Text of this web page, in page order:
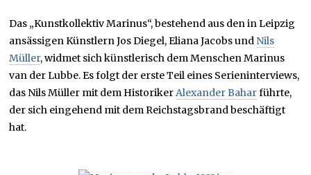
Das „Kunstkollektiv Marinus“, bestehend aus den in Leipzig
ansässigen Künstlern Jos Diegel, Eliana Jacobs und Nils
Müller, widmet sich künstlerisch dem Menschen Marinus
van der Lubbe. Es folgt der erste Teil eines Serieninterviews,
das Nils Müller mit dem HistorikerAlexander Baharführte,
der sich eingehend mit dem Reichstagsbrand beschäftigt
hat.